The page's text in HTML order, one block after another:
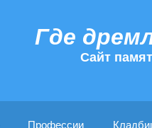
Где
Cайт
Профессии